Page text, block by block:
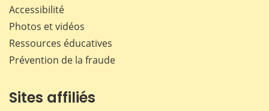
Accessibilité
Photos et vidéos
Ressources éducatives
Prévention de la fraude
Sites affiliés